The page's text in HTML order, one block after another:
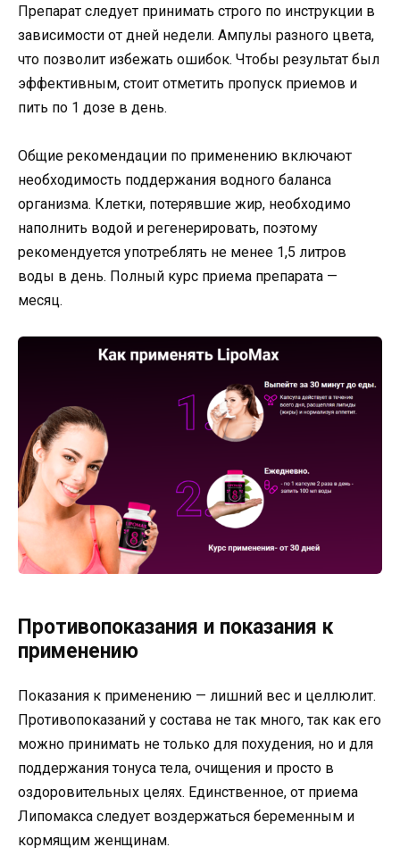
Препарат следует принимать строго по инструкции в
зависимости от дней недели. Ампулы разного цвета,
что позволит избежать ошибок. Чтобы результат был
эффективным, стоит отметить пропуск приемов и
пить по 1 дозе в день.
Общие рекомендации по применению включают
необходимость поддержания водного баланса
организма. Клетки, потерявшие жир, необходимо
наполнить водой и регенерировать, поэтому
рекомендуется употреблять не менее 1,5 литров
воды в день. Полный курс приема препарата —
месяц.
Противопоказания и показания к
применению
Показания к применению — лишний вес и целлюлит.
Противопоказаний у состава не так много, так как его
можно принимать не только для похудения, но и для
поддержания тонуса тела, очищения и просто в
оздоровительных целях. Единственное, от приема
Липомакса следует воздержаться беременным и
кормящим женщинам.